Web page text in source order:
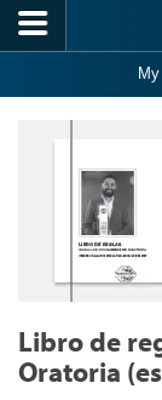
Skip to main content
Libro de
Oratoria